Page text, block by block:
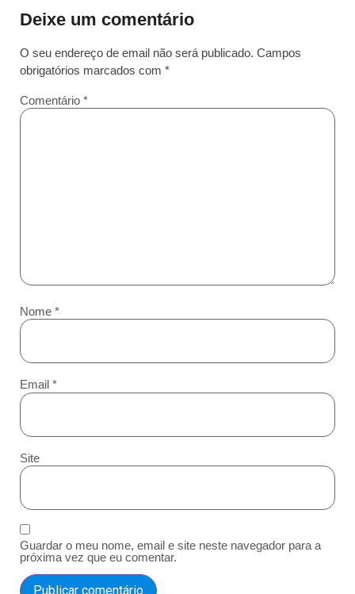
Deixe um comentário
O seu endereço de email não será publicado. Campos
obrigatórios marcados com *
Comentário *
Nome *
Email *
Site
Guardar o meu nome, email e site neste navegador para a
próxima vez que eu comentar.